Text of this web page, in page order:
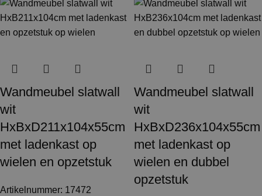
Wandmeubel slatwall
wit
HxBxD211x104x55cm
met ladenkast op
wielen en opzetstuk
Artikelnummer: 17472
Wandmeubel slatwall
wit
HxBxD236x104x55cm
met ladenkast op
wielen en dubbel
opzetstuk